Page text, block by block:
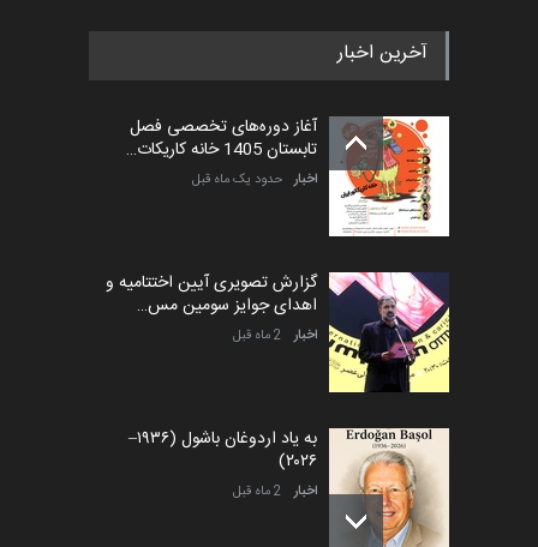
آخرین اخبار
آغاز دوره‌های تخصصی فصل
تابستان 1405 خانه کاریکات…
اخبار حدود یک ماه قبل
گزارش تصویری آیین اختتامیه و
اهدای جوایز سومین مس…
اخبار 2 ماه قبل
به یاد اردوغان باشول (۱۹۳۶–
۲۰۲۶)
اخبار 2 ماه قبل